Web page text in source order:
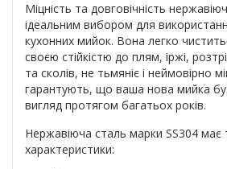
Міцність та довговічність
ідеальним вибором для
кухонних мийок. Вона легко
своєю стійкістю до плям, іржі,
та сколів, не тьмяніє і неймовірно
гарантують, що ваша нова мийка
вигляд протягом багатьох років.
Нержавіюча сталь марки SS304 має
характеристики: